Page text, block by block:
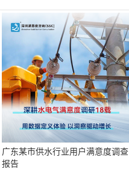
广东某市供水行业用户满意度调查
报告